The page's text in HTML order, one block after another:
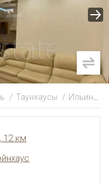
Таунхаусы Ильинское
12 км